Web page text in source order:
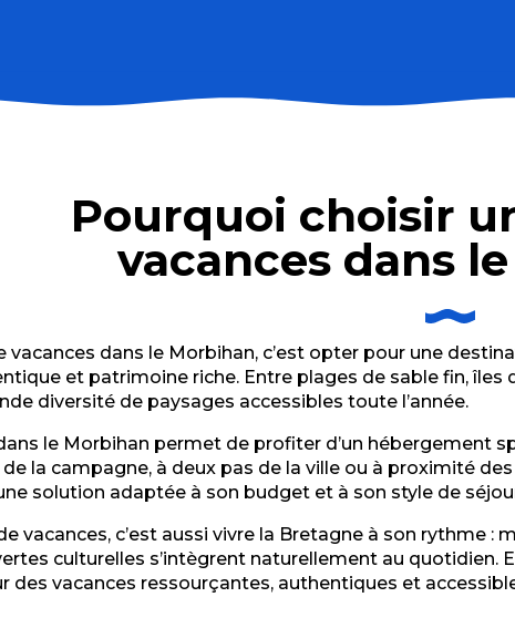
de Kerelly
bleu
Pourquoi choisir
vacances dans
vacances dans le Morbihan, c’est opter pour une
et patrimoine riche. Entre plages de sable fin,
diversité de paysages accessibles toute l’année.
le Morbihan permet de profiter d’un hébergement
de la campagne, à deux pas de la ville ou à proximité
solution adaptée à son budget et à son style de
vacances, c’est aussi vivre la Bretagne à son rythme
culturelles s’intègrent naturellement au quotidien.
des vacances ressourçantes, authentiques et